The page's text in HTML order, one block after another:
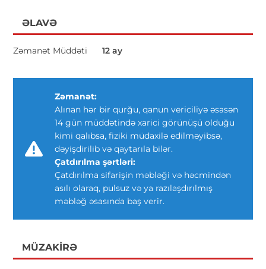
ƏLAVƏ
Zəmanət Müddəti 12 ay
Zəmanət:
Alınan hər bir qurğu, qanun vericiliyə əsasən
14 gün müddətində xarici görünüşü olduğu
kimi qalıbsa, fiziki müdaxilə edilməyibsə,
dəyişdirilib və qaytarıla bilər.
Çatdırılma şərtləri:
Çatdırılma sifarişin məbləği və həcmindən
asılı olaraq, pulsuz və ya razılaşdırılmış
məbləğ əsasında baş verir.
MÜZAKIRƏ